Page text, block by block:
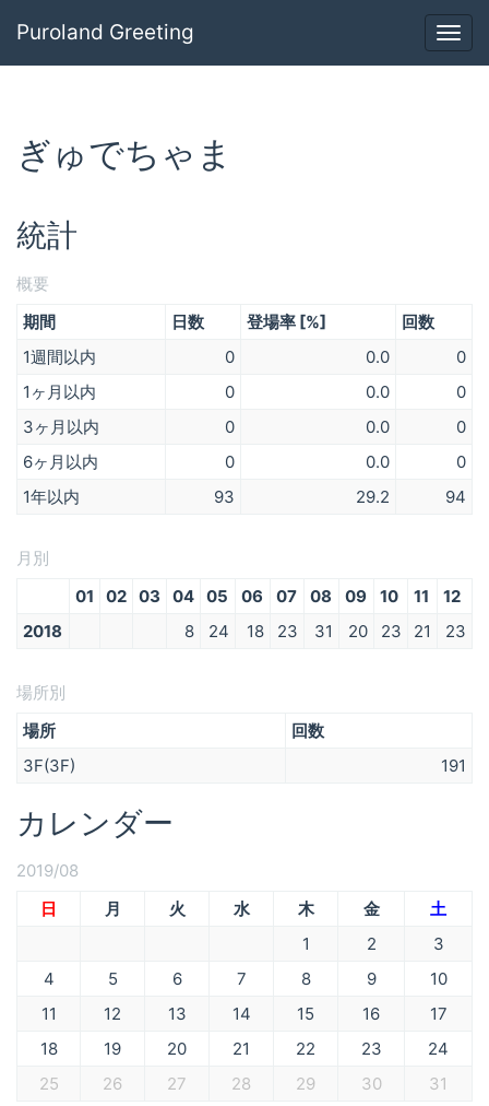
Puroland Greeting
ぎゅでちゃま
統計
概要
期間
日数 登場率 [%]
回数
1週間以内
0 0.0
0
1ヶ月以内
0 0.0
0
3ヶ月以内
0 0.0
0
6ヶ月以内
0 0.0
0
1年以内
93 29.2 94
月別
01
02 03 04 05 06 07 08 09 10 11
12
2018
8 24 18 23 31 20 23 21 23
場所別
場所
回数
3F(3F)
191
カレンダー
2019/08
日
月 火 水 木 金
土
1
2
3
4
5 6 7 8 9
10
11
12 13 14 15 16
17
18
19 20 21 22 23
24
25
26 27 28 29 30 31